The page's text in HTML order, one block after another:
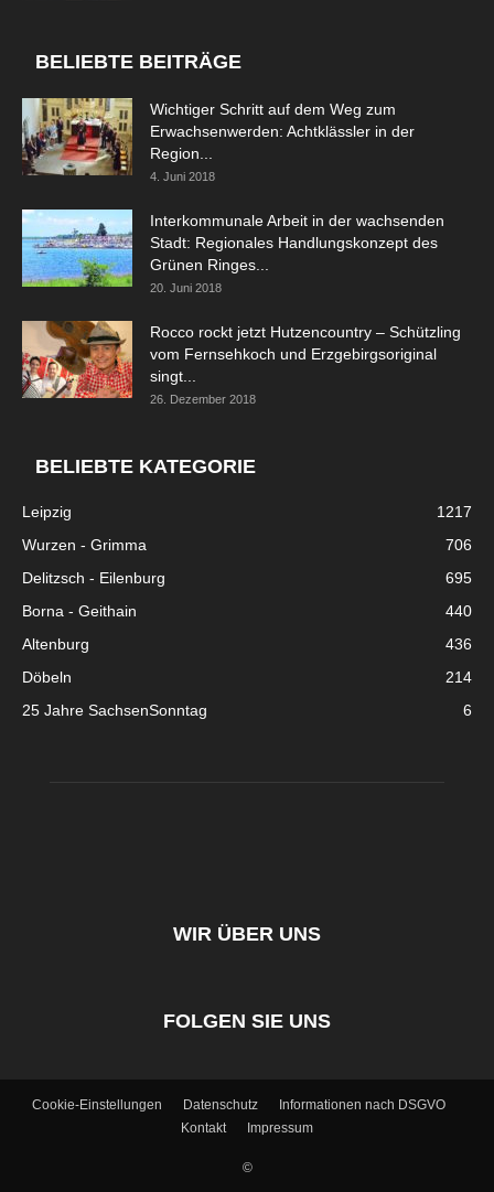
BELIEBTE BEITRÄGE
Wichtiger Schritt auf dem Weg zum
Erwachsenwerden: Achtklässler in der
Region...
4. Juni 2018
Interkommunale Arbeit in der wachsenden
Stadt: Regionales Handlungskonzept des
Grünen Ringes...
20. Juni 2018
Rocco rockt jetzt Hutzencountry – Schützling
vom Fernsehkoch und Erzgebirgsoriginal
singt...
26. Dezember 2018
BELIEBTE KATEGORIE
Leipzig
1217
Wurzen - Grimma
706
Delitzsch - Eilenburg
695
Borna - Geithain
440
Altenburg
436
Döbeln
214
25 Jahre SachsenSonntag
6
WIR ÜBER UNS
FOLGEN SIE UNS
Cookie-Einstellungen Datenschutz
Informationen nach DSGVO
Kontakt
Impressum
©